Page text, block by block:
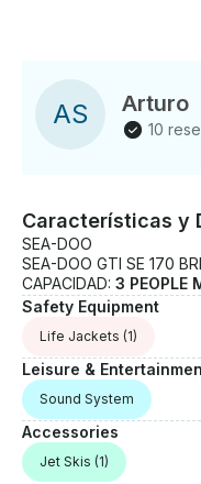
AS Arturo
10
Características y
SEA-DOO
SEA-DOO GTI SE 170
CAPACIDAD: 3 PEOPLE
Safety Equipment
Life Jackets (1)
Leisure &
Sound System
Accessories
Jet Skis (1)